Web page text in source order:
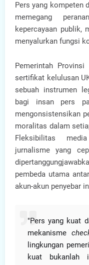
Pers yang kompeten
memegang
kepercayaan publik,
menyalurkan fungsi
Pemerintah Provinsi
sertifikat kelulusan
sebuah instrumen
bagi insan pers
mengonsistensikan
moralitas dalam
Fleksibilitas
jurnalisme yang
pembeda utama
akun-akun penyebar
"Pers yang kuat
mekanisme
lingkungan
kuat bukanlah